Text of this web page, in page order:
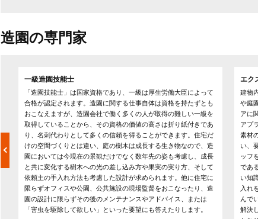
造園の専門家
一級造園技能士
「造園技能士」は国家資格であり、一級は厚生労働大臣によって
合格が認定されます。造園に関する仕事自体は資格を持たずとも
おこなえますが、造園会社で働く多くの人が取得の難しい一級を
取得していることから、その資格の価値の高さは折り紙付きであ
り、名刺代わりとして多くの信頼を得ることができます。住宅だ
けの空間づくりとは違い、庭の樹木は成長する生き物なので、造
園においては今現在の景観だけでなく数年先の姿も考慮し、成長
と共に変化する樹木への光の差し込み方や果実の実り方、そして
依頼主の手入れ方法も考慮した設計が求められます。他に住宅に
限らずオフィスや公園、公共施設の現場監督をおこなったり、造
園の設計に限らずその後のメンテナンスやアドバイス、または
「害虫を駆除して欲しい」といった要望にも答えたりします。
エク
建物
や庭
アに
アプ
素材
い、
ッフ
であ
い知
入れ
んで
解決